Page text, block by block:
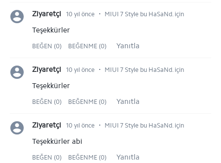
Ziyaretçi 10 yıl önce ⋅ MIUI 7 Style bu HaSaNd. için
Teşekkürler
BEĞEN (0) BEĞENME (0) Yanıtla
Ziyaretçi 10 yıl önce ⋅ MIUI 7 Style bu HaSaNd. için
Teşekkürler
BEĞEN (0) BEĞENME (0) Yanıtla
Ziyaretçi 10 yıl önce ⋅ MIUI 7 Style bu HaSaNd. için
Teşekkürler abi
BEĞEN (0) BEĞENME (0) Yanıtla